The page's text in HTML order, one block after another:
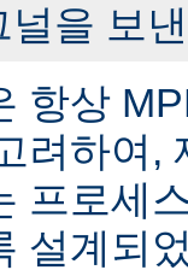
널을 보
항상
려하여,
프로세
설계되